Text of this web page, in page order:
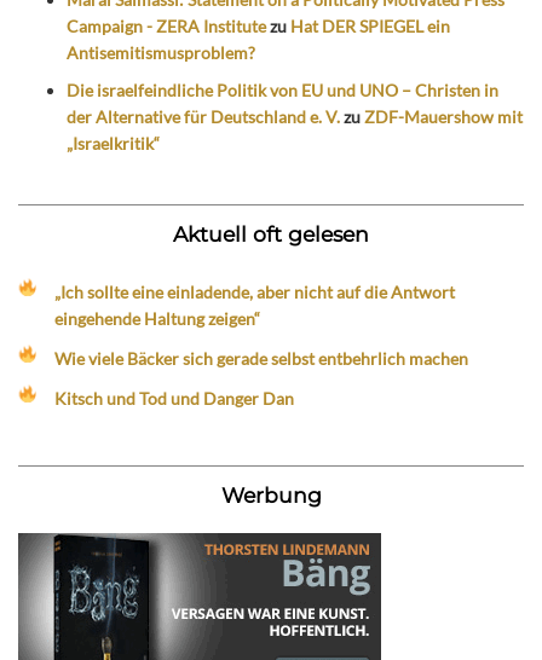
Campaign - ZERA Institutezu Hat DER SPIEGEL ein
Antisemitismusproblem?
Die israelfeindliche Politik von EU und UNO – Christen in
der Alternative für Deutschland e. V.zuZDF-Mauershow mit
„Israelkritik“
Aktuell oft gelesen
„Ich sollte eine einladende, aber nicht auf die Antwort
eingehende Haltung zeigen“
Wie viele Bäcker sich gerade selbst entbehrlich machen
Kitsch und Tod und Danger Dan
Werbung